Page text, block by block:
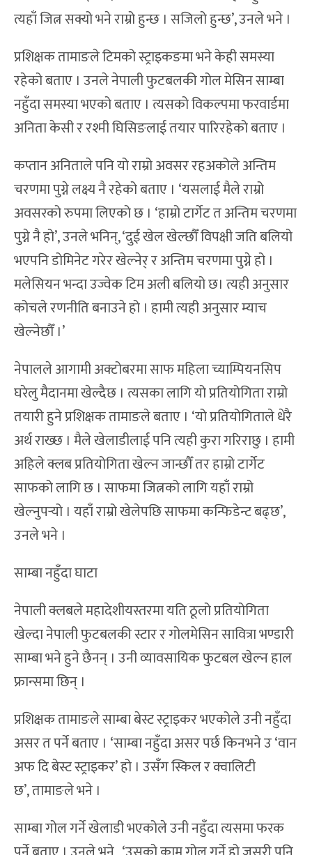
त्यहाँ जित्न सक्यो भने राम्रो हुन्छ । सजिलो हुन्छ’, उनले भने ।
प्रशिक्षक तामाङले टिमको स्ट्राइकङमा भने केही समस्या
रहेको बताए । उनले नेपाली फुटबलकी गोल मेसिन साम्बा
नहुँदा समस्या भएको बताए । त्यसको विकल्पमा फरवार्डमा
अनिता केसी र रश्मी घिसिङलाई तयार पारिरहेको बताए ।
कप्तान अनिताले पनि यो राम्रो अवसर रहअकोले अन्तिम
चरणमा पुग्ने लक्ष्य नै रहेको बताए । ‘यसलाई मैले राम्रो
अवसरको रुपमा लिएको छ । ‘हाम्रो टार्गेट त अन्तिम चरणमा
पुग्ने नै हो’, उनले भनिन्, ‘दुई खेल खेल्छौँ विपक्षी जति बलियो
भएपनि डोमिनेट गरेर खेल्नेर् र अन्तिम चरणमा पुग्ने हो ।
मलेसियन भन्दा उज्वेक टिम अली बलियो छ। त्यही अनुसार
कोचले रणनीति बनाउने हो । हामी त्यही अनुसार म्याच
खेल्नेछौँ ।’
नेपालले आगामी अक्टोबरमा साफ महिला च्याम्पियनसिप
घरेलु मैदानमा खेल्दैछ । त्यसका लागि यो प्रतियोगिता राम्रो
तयारी हुने प्रशिक्षक तामाङले बताए । ‘यो प्रतियोगिताले धेरै
अर्थ राख्छ । मैले खेलाडीलाई पनि त्यही कुरा गरिराछु । हामी
अहिले क्लब प्रतियोगिता खेल्न जान्छौँ तर हाम्रो टार्गेट
साफको लागि छ । साफमा जित्नको लागि यहाँ राम्रो
खेल्नुपर्‍यो । यहाँ राम्रो खेलेपछि साफमा कन्फिडेन्ट बढ्छ’,
उनले भने ।
साम्बा नहुँदा घाटा
नेपाली क्लबले महादेशीयस्तरमा यति ठूलो प्रतियोगिता
खेल्दा नेपाली फुटबलकी स्टार र गोलमेसिन सावित्रा भण्डारी
साम्बा भने हुने छैनन् । उनी व्यावसायिक फुटबल खेल्न हाल
फ्रान्समा छिन् ।
प्रशिक्षक तामाङले साम्बा बेस्ट स्ट्राइकर भएकोले उनी नहुँदा
असर त पर्ने बताए । ‘साम्बा नहुँदा असर पर्छ किनभने उ ‘वान
अफ दि बेस्ट स्ट्राइकर’ हो । उसँग स्किल र क्वालिटी
छ’, तामाङले भने ।
साम्बा गोल गर्ने खेलाडी भएकोले उनी नहुँदा त्यसमा फरक